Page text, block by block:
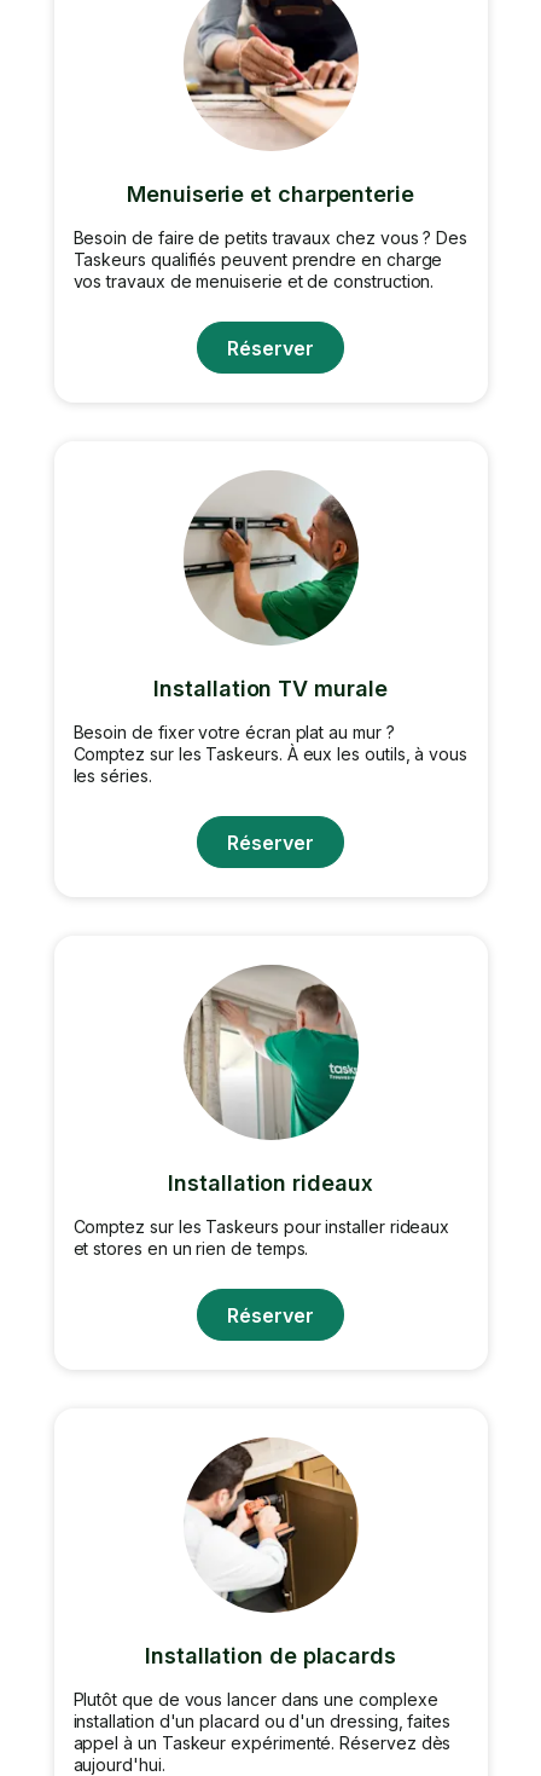
Menuiserie et charpenterie
Besoin de faire de petits travaux chez vous ? Des
Taskeurs qualifiés peuvent prendre en charge
vos travaux de menuiserie et de construction.
Réserver
Installation TV murale
Besoin de fixer votre écran plat au mur ?
Comptez sur les Taskeurs. À eux les outils, à vous
les séries.
Réserver
Installation rideaux
Comptez sur les Taskeurs pour installer rideaux
et stores en un rien de temps.
Réserver
Installation de placards
Plutôt que de vous lancer dans une complexe
installation d'un placard ou d'un dressing, faites
appel à un Taskeur expérimenté. Réservez dès
aujourd'hui.